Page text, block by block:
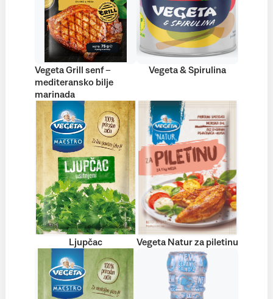
Vegeta Grill senf –
mediteransko bilje
marinada
Vegeta & Spirulina
Ljupčac Vegeta Natur za piletinu